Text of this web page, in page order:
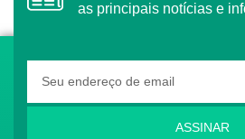
as principais notícias e
ASSINAR